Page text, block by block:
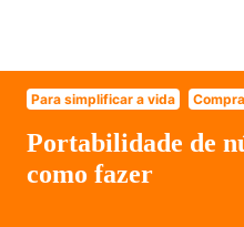
Para simplificar a vida
Portabilidade de
como fazer